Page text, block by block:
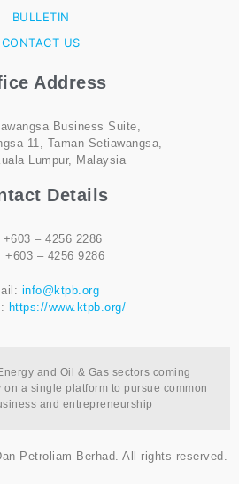
BULLETIN
CONTACT US
Address
Business Suite,
11, Taman Setiawangsa,
Lumpur, Malaysia
Details
+603 – 4256 2286
+603 – 4256 9286
info@ktpb.org
https://www.ktpb.org/
and Oil & Gas sectors coming
a single platform to pursue common
and entrepreneurship
Petroliam Berhad. All rights reserved.